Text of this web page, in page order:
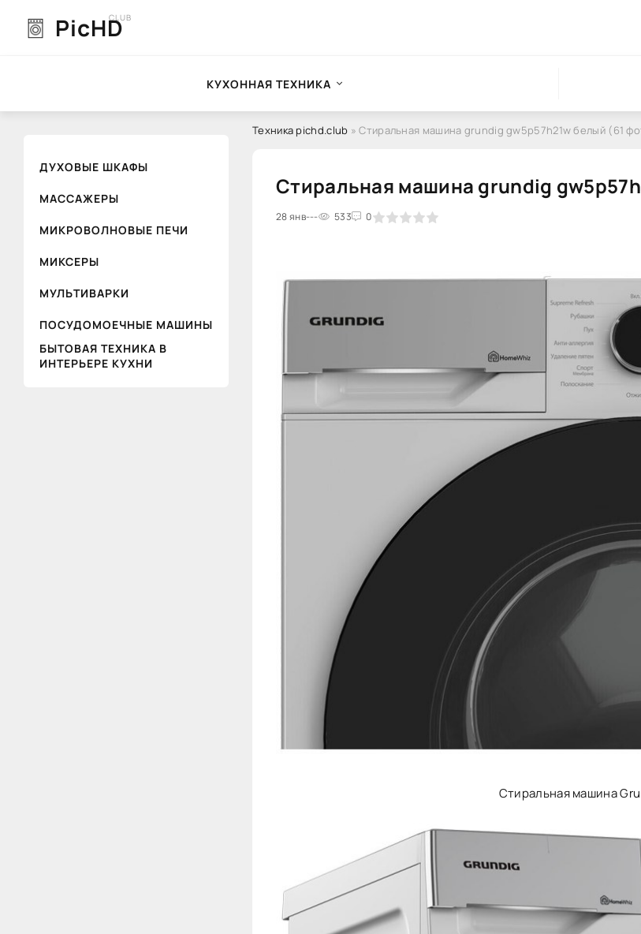
PicHD
CLUB
КУХОННАЯ ТЕХНИКА
ДУХОВЫЕ ШКАФЫ
МАССАЖЕРЫ
МИКРОВОЛНОВЫЕ ПЕЧИ
МИКСЕРЫ
МУЛЬТИВАРКИ
ПОСУДОМОЕЧНЫЕ МАШИНЫ
БЫТОВАЯ ТЕХНИКА В
ИНТЕРЬЕРЕ КУХНИ
Техника pichd.club » Стиральная машина grundig gw5p57h21w белый (61
Стиральная машина grundig
28 янв--- 533 0
1 2 3 4 5
Стиральная машина